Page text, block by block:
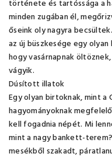
története és tartóssága a
minden zugában él,
őseink oly nagyra
az új büszkesége egy
hogy vasárnapnak
vágyik.
Dúsított illatok
Egy olyan birtoknak, mint a
hagyományoknak
kell fogadnia népét. Mi
mint a nagy bankett-
mesékből szakadt,